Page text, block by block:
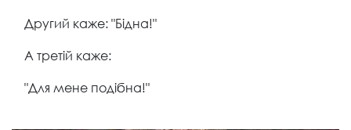
Другий каже: "Бідна!"
А третій каже:
"Для мене подібна!"